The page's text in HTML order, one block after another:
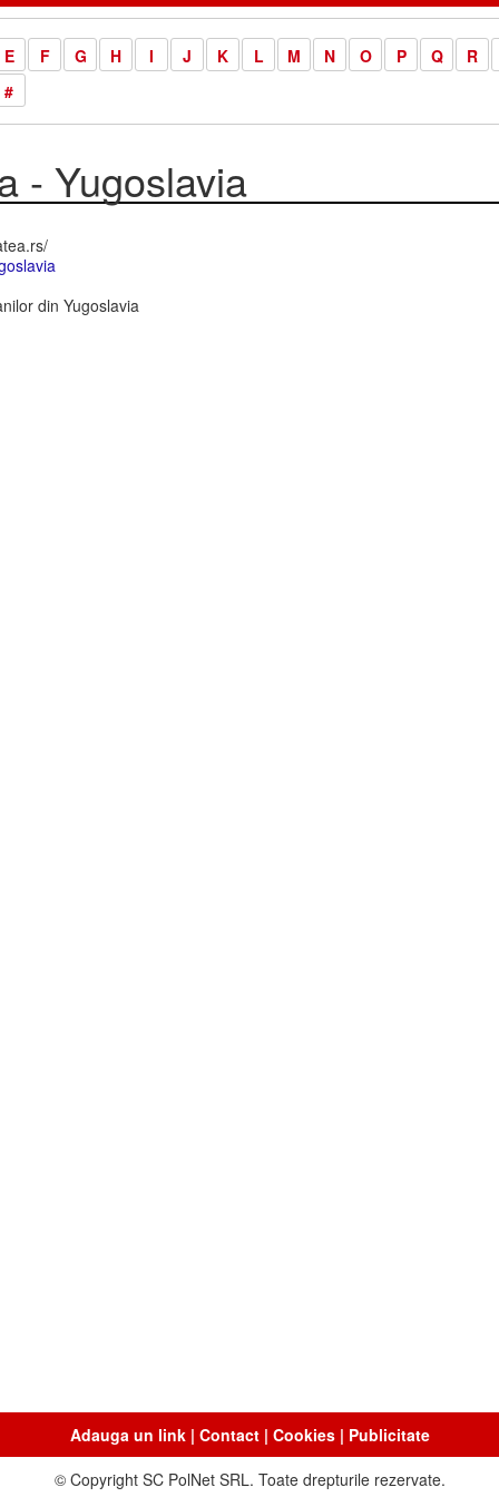
E F G H I J K L M N O P Q
R
#
- Yugoslavia
din Yugoslavia
Adauga un link| Contact| Cookies| Publicitate
© Copyright SC PolNet SRL. Toate drepturile rezervate.